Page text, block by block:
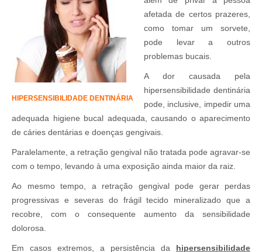
HIPERSENSIBILIDADE DENTINÁRIA
afetada de certos prazeres,
como tomar um sorvete,
pode levar a outros
problemas bucais.
A dor causada pela
hipersensibilidade dentinária
pode, inclusive, impedir uma
adequada higiene bucal adequada, causando o aparecimento
de cáries dentárias e doenças gengivais.
Paralelamente, a retração gengival não tratada pode agravar-se
com o tempo, levando à uma exposição ainda maior da raiz.
Ao mesmo tempo, a retração gengival pode gerar perdas
progressivas e severas do frágil tecido mineralizado que a
recobre, com o consequente aumento da sensibilidade
dolorosa.
Em casos extremos, a persistência da hipersensibilidade